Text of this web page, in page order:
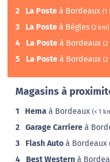
2 La Poste à Bordeaux (1
3 La Poste à Bègles (2 km)
4 La Poste à Bordeaux (2
5 La Poste à Bordeaux (2
Magasins à
1 Hema à Bordeaux (< 1
2 Garage Carriere à
3 Flash Auto à Bordeaux
4 Best Western à